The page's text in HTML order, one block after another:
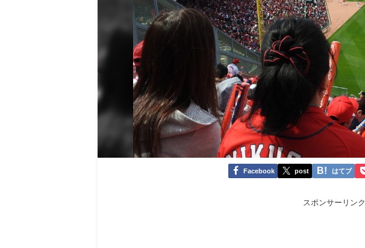
Facebook post はてブ
スポンサーリンク